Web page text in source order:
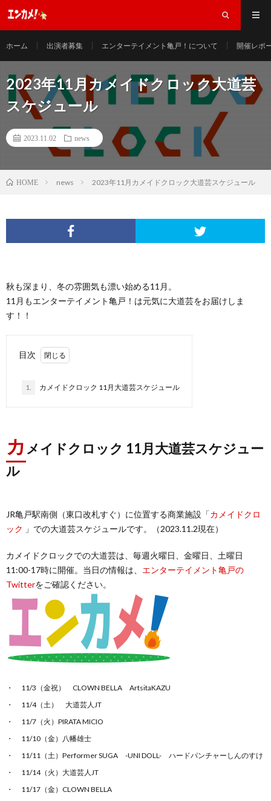
ホーム 出演者募集 エンターテイメント亀戸！について 開催レポ
2023年11月カメイドクロック大道芸
スケジュール
2023.11.02 news
HOME news 2023年11月カメイドクロック大道芸スケジュール
秋も深まり、冬の雰囲気も漂い始める11月。
11月もエンターテイメント亀戸！は元気に大道芸をお届けしま
す！！
目次
1. カメイドクロック 11月大道芸スケジュール
カ メイドクロック 11月大道芸スケジュー
ル
JR亀戸駅南側（東口改札すぐ）に位置する商業施設「カメイドクロ
ック 」での大道芸スケジュールです。（2023.11.2現在）
カメイドクロックでの大道芸は、毎週火曜日、金曜日、土曜日
11:00-17時に開催。当日の情報は、 エンターテイメント亀戸の
Twitterをご確認ください。
11/3（金祝） CLOWN BELLA ArtsitaKAZU
11/4（土） 大道芸人JT
11/7（火）PIRATA MICIO
11/10（金）八幡雄士
11/11（土）Performer SUGA -UNI DOLL- ハードパンチャーしんのすけ
11/14（火）大道芸人JT
11/17（金）CLOWN BELLA